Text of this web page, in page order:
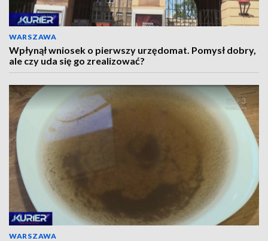
WARSZAWA
Wpłynął wniosek o pierwszy urzędomat. Pomysł dobry,
ale czy uda się go zrealizować?
WARSZAWA